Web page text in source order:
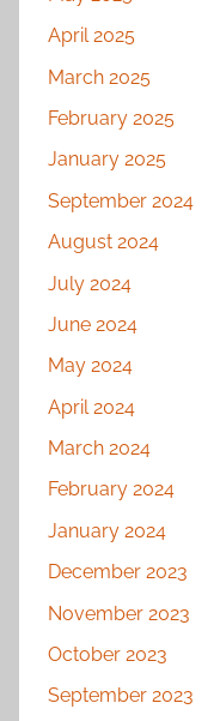
April 2025
March 2025
February 2025
January 2025
September 2024
August 2024
July 2024
June 2024
May 2024
April 2024
March 2024
February 2024
January 2024
December 2023
November 2023
October 2023
September 2023